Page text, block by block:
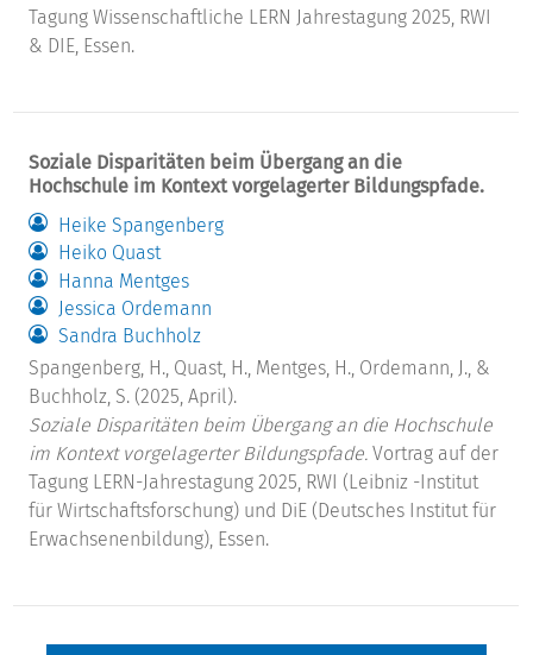
Tagung Wissenschaftliche LERN Jahrestagung 2025, RWI
& DIE, Essen.
Soziale Disparitäten beim Übergang an die
Hochschule im Kontext vorgelagerter Bildungspfade.
Heike Spangenberg
Heiko Quast
Hanna Mentges
Jessica Ordemann
Sandra Buchholz
Spangenberg, H., Quast, H., Mentges, H., Ordemann, J., &
Buchholz, S. (2025, April).
Soziale Disparitäten beim Übergang an die Hochschule
im Kontext vorgelagerter Bildungspfade. Vortrag auf der
Tagung LERN-Jahrestagung 2025, RWI (Leibniz -Institut
für Wirtschaftsforschung) und DiE (Deutsches Institut für
Erwachsenenbildung), Essen.